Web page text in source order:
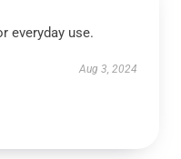
everyday use.
Aug 3, 2024